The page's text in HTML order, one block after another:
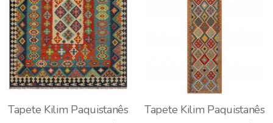
Tapete Kilim Paquistanês Tapete Kilim Paquistanês